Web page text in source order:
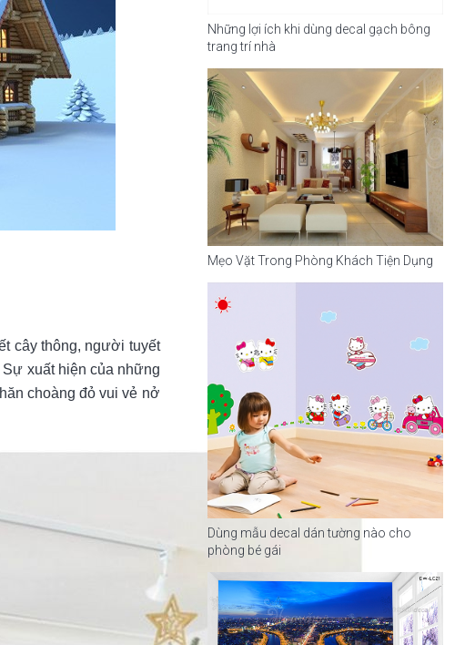
cây thông, người tuyết
xuất hiện của những
choàng đỏ vui vẻ nở
Những lợi ích khi dùng decal gạch bông
trang trí nhà
Mẹo Vặt Trong Phòng Khách Tiện Dụng
Dùng mẫu decal dán tường nào cho
phòng bé gái